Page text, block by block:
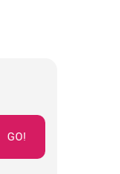
GO!